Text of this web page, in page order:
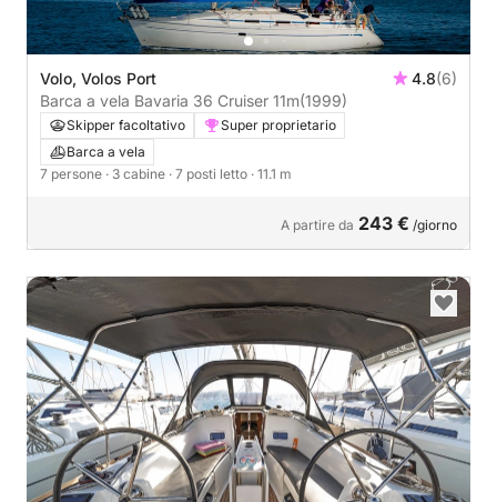
Volo, Volos Port 4.8(6)
Barca a vela Bavaria 36 Cruiser 11m(1999)
Skipper facoltativo
Super proprietario
Barca a vela
7 persone · 3 cabine · 7 posti letto · 11.1 m
A partire da 243 € /giorno